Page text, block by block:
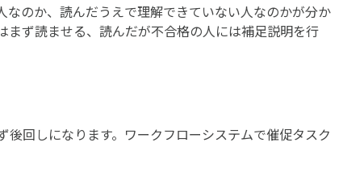
のか、読んだうえで理解できていない人なのかが分か
ず読ませる、読んだが不合格の人には補足説明を行
回しになります。ワークフローシステムで催促タスク